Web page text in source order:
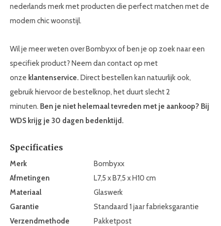
nederlands merk met producten die perfect matchen met de
modern chic woonstijl.
Wil je meer weten over Bombyxx of ben je op zoek naar een
specifiek product? Neem dan contact op met
onze klantenservice. Direct bestellen kan natuurlijk ook,
gebruik hiervoor de bestelknop, het duurt slecht 2
minuten. Ben je niet helemaal tevreden met je aankoop? Bij
WDS krijg je 30 dagen bedenktijd.
Specificaties
Merk
Bombyxx
Afmetingen
L7,5 x B7,5 x H10 cm
Materiaal
Glaswerk
Garantie
Standaard 1 jaar fabrieksgarantie
Verzendmethode
Pakketpost